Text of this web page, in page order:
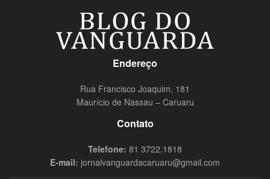
Endereço
Rua Francisco Joaquim, 181
Maurício de Nassau – Caruaru
Contato
Telefone: 81 3722.1818
E-mail: jornalvanguardacaruaru@gmail.com